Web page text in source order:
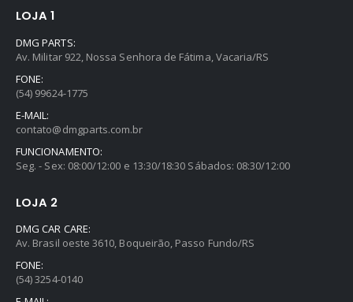
LOJA 1
DMG PARTS:
Av. Militar 922, Nossa Senhora de Fátima, Vacaria/RS
FONE:
(54) 99624-1775
E-MAIL:
contato@dmgparts.com.br
FUNCIONAMENTO:
Seg. - Sex: 08:00/12:00 e 13:30/18:30 Sábados: 08:30/12:00
LOJA 2
DMG CAR CARE:
Av. Brasil oeste 3610, Boqueirão, Passo Fundo/RS
FONE:
(54) 3254-0140